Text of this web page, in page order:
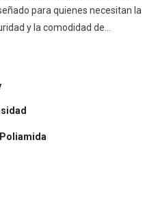
para quienes necesitan la
y la comodidad de...